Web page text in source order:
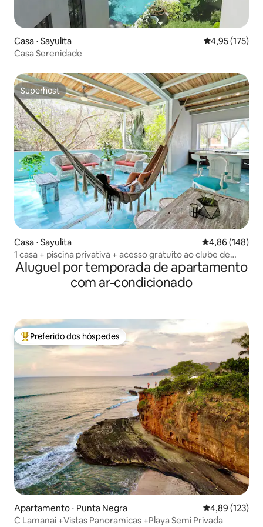
Casa ⋅ Sayulita 4,95 de uma
4,95 (175)
Casa Serenidade
Superhost
Superhost
Casa ⋅ Sayulita 4,86 de uma
4,86 (148)
1 casa + piscina privativa + acesso gratuito ao clube de
praia
Aluguel por temporada de apartamento
com ar-condicionado
Entre os melhores preferidos dos hóspedes
Preferido dos hóspedes
Apartamento ⋅ Punta Negra 4,89 de uma
4,89 (123)
C Lamanai +Vistas Panoramicas +Playa Semi Privada